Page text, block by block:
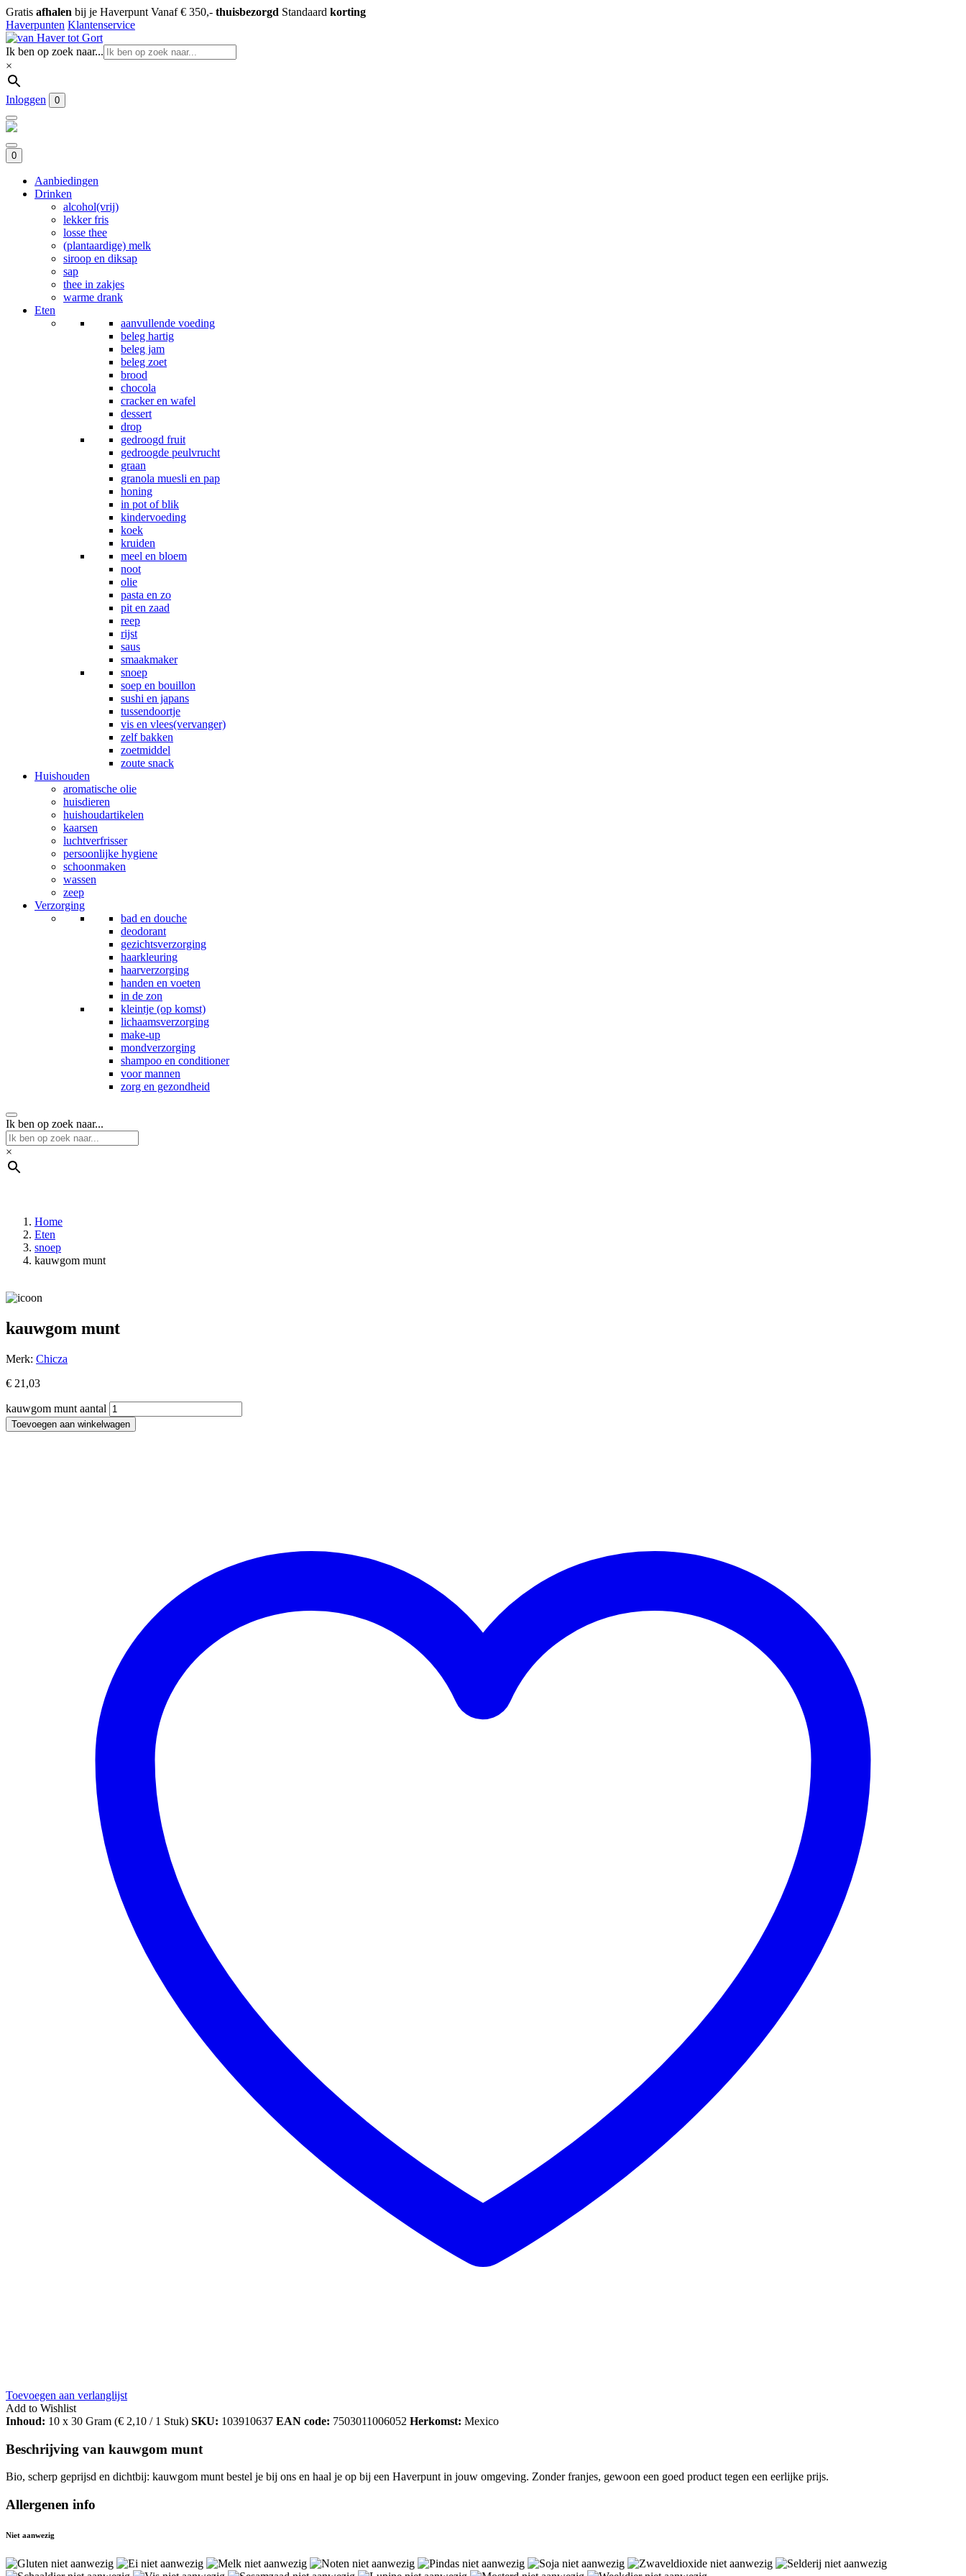
Gratis afhalen bij je Haverpunt Vanaf € 350,- thuisbezorgd Standaard korting
Haverpunten Klantenservice
Ik ben op zoek naar...
×
Inloggen 0
0
Aanbiedingen
Drinken
alcohol(vrij)
lekker fris
losse thee
(plantaardige) melk
siroop en diksap
sap
thee in zakjes
warme drank
Eten
aanvullende voeding
beleg hartig
beleg jam
beleg zoet
brood
chocola
cracker en wafel
dessert
drop
gedroogd fruit
gedroogde peulvrucht
graan
granola muesli en pap
honing
in pot of blik
kindervoeding
koek
kruiden
meel en bloem
noot
olie
pasta en zo
pit en zaad
reep
rijst
saus
smaakmaker
snoep
soep en bouillon
sushi en japans
tussendoortje
vis en vlees(vervanger)
zelf bakken
zoetmiddel
zoute snack
Huishouden
aromatische olie
huisdieren
huishoudartikelen
kaarsen
luchtverfrisser
persoonlijke hygiene
schoonmaken
wassen
zeep
Verzorging
bad en douche
deodorant
gezichtsverzorging
haarkleuring
haarverzorging
handen en voeten
in de zon
kleintje (op komst)
lichaamsverzorging
make-up
mondverzorging
shampoo en conditioner
voor mannen
zorg en gezondheid
Ik ben op zoek naar...
×
Home
Eten
snoep
kauwgom munt
kauwgom munt
Merk: Chicza
€ 21,03
kauwgom munt aantal
Toevoegen aan winkelwagen
Toevoegen aan verlanglijst
Add to Wishlist
Inhoud: 10 x 30 Gram (€ 2,10 / 1 Stuk) SKU: 103910637 EAN code: 7503011006052 Herkomst: Mexico
Beschrijving van kauwgom munt
Bio, scherp geprijsd en dichtbij: kauwgom munt bestel je bij ons en haal je op bij een Haverpunt in jouw omgeving. Zonder franjes, gewoon een goed product tegen een eerlijke prijs.
Allergenen info
Niet aanwezig